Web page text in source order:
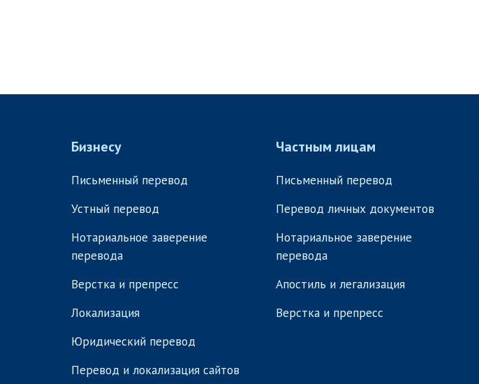
Бизнесу
Письменный перевод
Устный перевод
Нотариальное заверение
перевода
Верстка и препресс
Локализация
Юридический перевод
Перевод и локализация сайтов
Частным лицам
Письменный перевод
Перевод личных документов
Нотариальное заверение
перевода
Апостиль и легализация
Верстка и препресс